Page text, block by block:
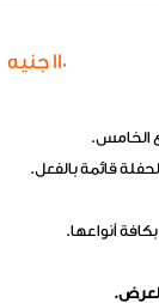
110 جنيه
الخامس.
قائمة بالفعل.
أنواعها.